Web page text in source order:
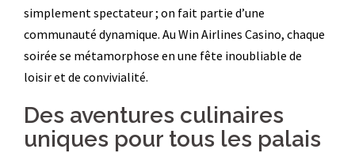
simplement spectateur ; on fait partie d’une
communauté dynamique. Au Win Airlines Casino, chaque
soirée se métamorphose en une fête inoubliable de
loisir et de convivialité.
Des aventures culinaires
uniques pour tous les palais